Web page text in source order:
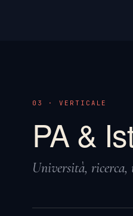
03 · VERTICALE
PA &
Università,